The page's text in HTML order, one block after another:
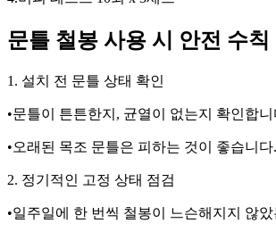
문틀 철봉 사용 시 안전 수칙
1. 설치 전 문틀 상태 확인
•문틀이 튼튼한지, 균열이 없는지 확인합니
•오래된 목조 문틀은 피하는 것이 좋습니다.
2. 정기적인 고정 상태 점검
•일주일에 한 번씩 철봉이 느슨해지지 않